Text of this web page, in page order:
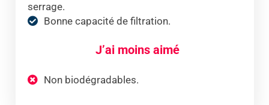
serrage.
Bonne capacité de filtration.
J’ai moins aimé
Non biodégradables.